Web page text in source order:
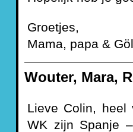
Groetjes,
Mama, papa &
Wouter, Mara,
Lieve Colin,
WK zijn Spanje